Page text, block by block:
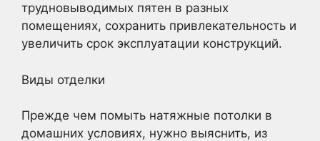
трудновыводимых пятен в разных
помещениях, сохранить привлекательность и
увеличить срок эксплуатации конструкций.
Виды отделки
Прежде чем помыть натяжные потолки в
домашних условиях, нужно выяснить, из